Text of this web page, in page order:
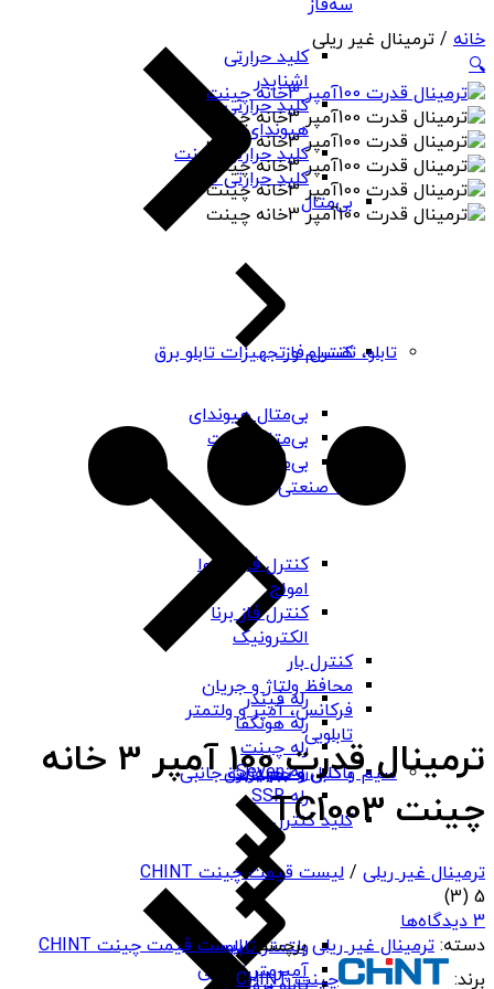
کلید حرارتی
اشنایدر
کلید حرارتی
هیوندای
کلید حرارتی چینت
کلید حرارتی PNS
بی‌متال
بی‌متال هیوندای
بی‌متال چینت
بی‌متال PNS
رله صنعتی
رله فیندر
رله هونگفا
رله چینت
رله Seven
رله SSR
کلید کنترل
سه‌فاز
کنترل فاز
کنترل فاز شیوا
امواج
کنترل فاز برنا
الکترونیک
کنترل بار
محافظ ولتاژ و جریان
فرکانس، آمپر و ولتمتر
تابلویی
ولتمتر تابلویی
آمپرمتر تابلویی
تابلو، تقسیم و تجهیزات تابلو برق
باکس و جعبه برق
سیم و کابل و تجهیزات جانبی
خانه / ترمینال غیر ریلی
🔍
ترمینال قدرت 100 آمپر 3 خانه
چینت TC1003
ترمینال غیر ریلی / لیست قیمت چینت CHINT
5
(3)
3 دیدگاه‌ها
دسته: ترمینال غیر ریلی برچسب:لیست قیمت چینت CHINT
برند:
چینت CHINT